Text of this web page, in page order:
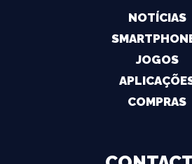
NOTÍCIAS
JOGOS
COMPRAS